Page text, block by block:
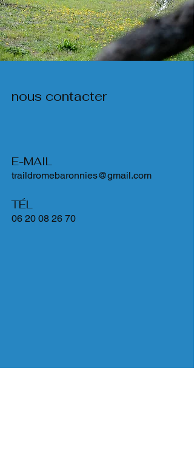
nous contacter
E-MAIL
traildromebaronnies@gmail.com
TÉL
06 20 08 26 70